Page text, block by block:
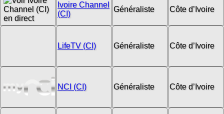
Ivoire Channel
(CI)
Généraliste Côte d’Ivoire
LifeTV (CI) Généraliste Côte d’Ivoire
NCI (CI) Généraliste Côte d’Ivoire